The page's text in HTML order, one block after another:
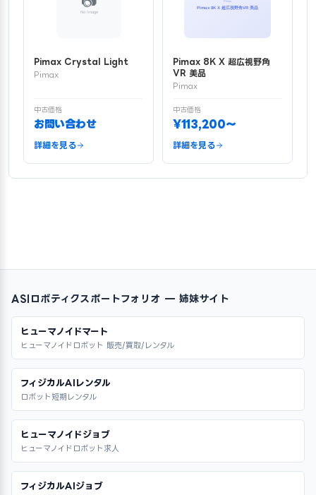
Pimax Crystal Light
Pimax
中古価格
お問い合わせ
詳細を見る
Pimax 8K X 超広視野角
VR 美品
Pimax
中古価格
¥113,200〜
詳細を見る
ASIロボティクスポートフォリオ — 姉妹サイト
ヒューマノイドマート
ヒューマノイドロボット 販売/買取/レンタル
フィジカルAIレンタル
ロボット短期レンタル
ヒューマノイドジョブ
ヒューマノイドロボット求人
フィジカルAIジョブ